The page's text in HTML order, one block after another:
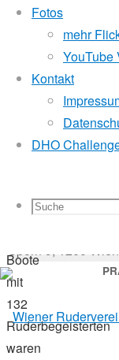
Fotos
mehr
YouTube
Kontakt
DHO
Suche
Suchen
September
2021
September
2021
Boote
mit
132
Ruderbegeisterten
waren
Godfrey
Sternfahrten
Ruderlinks-
Impressum-
nach:
Sporn 9, 1200
Zurück
oben